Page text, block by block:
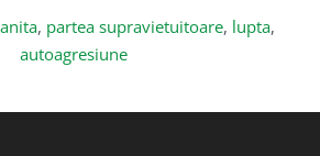
, partea supravietuitoare, lupta,
autoagresiune